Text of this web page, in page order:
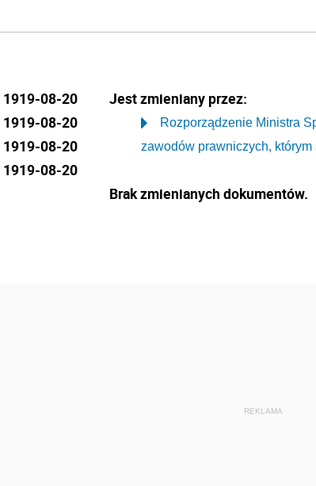
1919-08-20
1919-08-20
1919-08-20
1919-08-20
Jest zmieniany przez:
Rozporządzenie Ministra
zawodów prawniczych, którym
Brak zmienianych dokumentów.